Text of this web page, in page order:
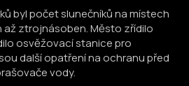
byl počet slunečníků na místech
až ztrojnásoben. Město zřídilo
osvěžovací stanice pro
další opatření na ochranu před
vody.